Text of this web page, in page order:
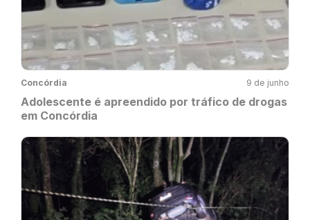
Concórdia 9 de junho
Adolescente é apreendido por tráfico de drogas
em Concórdia